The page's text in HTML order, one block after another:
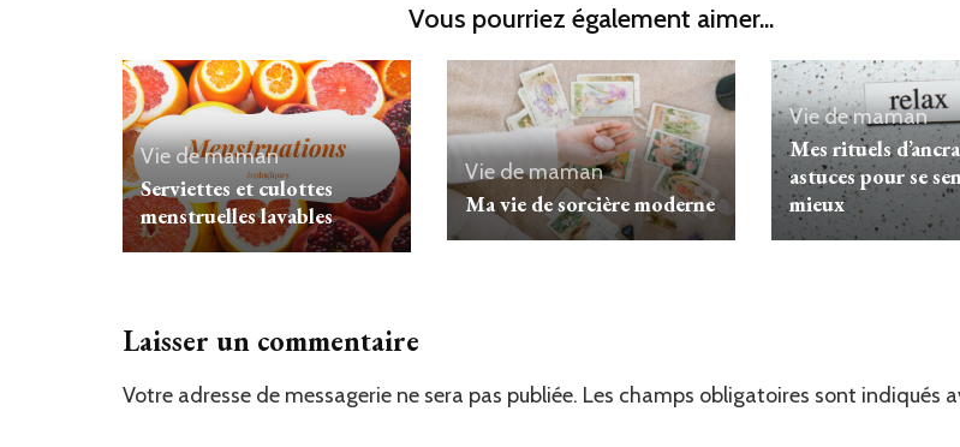
Vous pourriez également aimer...
Vie de maman
Serviettes et culottes
menstruelles lavables
Vie de maman
Ma vie de sorcière moderne
Vie de maman
Mes rituels
astuces pour se
mieux
Laisser un commentaire
Votre adresse de messagerie ne sera pas publiée. Les champs obligatoires sont indiqués